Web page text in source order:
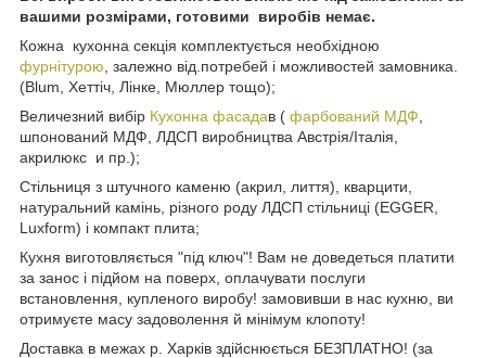
вашими розмірами, готовими виробів немає.
Кожна кухонна секція комплектується необхідною
фурнітурою , залежно від.потребей і можливостей замовника.
(Blum, Хеттіч, Лінке, Мюллер тощо);
Величезний вибір Кухонна фасадав ( фарбований МДФ
шпонований МДФ, ЛДСП виробництва Австрія/Італія,
акрилюкс и пр.);
Стільниця з штучного каменю (акрил, лиття), кварцити,
натуральний камінь, різного роду ЛДСП стільниці (EGGER,
Luxform) і компакт плита;
Кухня виготовляється "під ключ"! Вам не доведеться платити
за занос і підйом на поверх, оплачувати послуги
встановлення, купленого виробу! замовивши в нас кухню, ви
отримуєте масу задоволення й мінімум клопоту!
Доставка в межах р. Харків здійснюється БЕЗПЛАТНО! (за